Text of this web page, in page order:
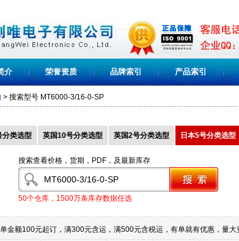
介 荣誉资质 品牌索引 产品索引
> 搜索型号 MT6000-3/16-0-SP
分类选型 英国10号分类选型 英国2号分类选型 日本5号分类选型
搜索查看价格，货期，PDF，及最新库存
50个仓库，1500万条库存数据任选
金额100元起订，满300元含运，满500元含税运，有单就有优惠，量大